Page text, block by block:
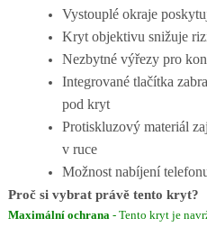
Vystouplé okraje
Kryt objektivu snižuje
Nezbytné výřezy pro
Integrované tlačítka
pod kryt
Protiskluzový materiál
v ruce
Možnost nabíjení
Proč si vybrat právě tento kryt?
Maximální ochrana- Tento kryt je